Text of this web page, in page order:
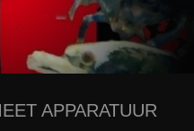
APPARATUUR